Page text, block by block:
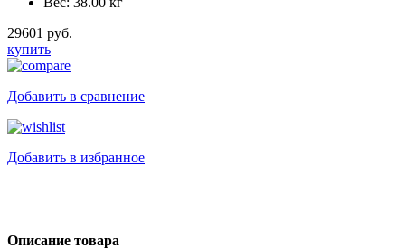
29601 руб.
купить
Добавить в сравнение
Добавить в избранное
Описание товара